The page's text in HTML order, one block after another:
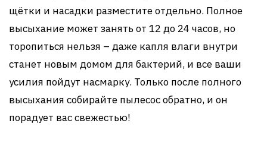
щётки и насадки разместите отдельно. Полное
высыхание может занять от 12 до 24 часов, но
торопиться нельзя – даже капля влаги внутри
станет новым домом для бактерий, и все ваши
усилия пойдут насмарку. Только после полного
высыхания собирайте пылесос обратно, и он
порадует вас свежестью!